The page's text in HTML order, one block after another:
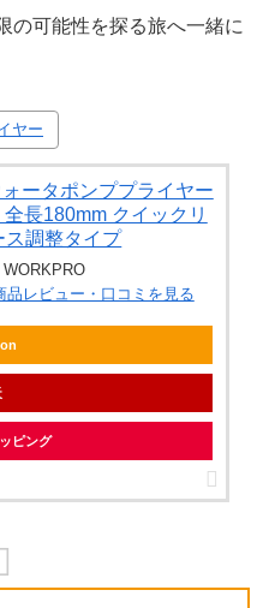
の可能性を探る旅へ一緒に
ヤー
ータポンププライヤー
長180mm クイックリ
ス調整タイプ
WORKPRO
品レビュー・口コミを見る
ピング